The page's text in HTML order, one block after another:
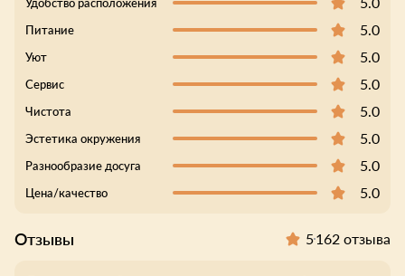
Удобство расположения
Питание 5.0
Уют 5.0
Сервис 5.0
Чистота 5.0
Эстетика окружения 5.0
Разнообразие досуга 5.0
Цена/качество 5.0
Отзывы 5162 отзыва